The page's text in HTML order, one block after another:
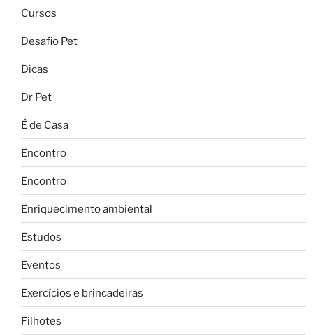
Cursos
Desafio Pet
Dicas
Dr Pet
É de Casa
Encontro
Encontro
Enriquecimento ambiental
Estudos
Eventos
Exercícios e brincadeiras
Filhotes